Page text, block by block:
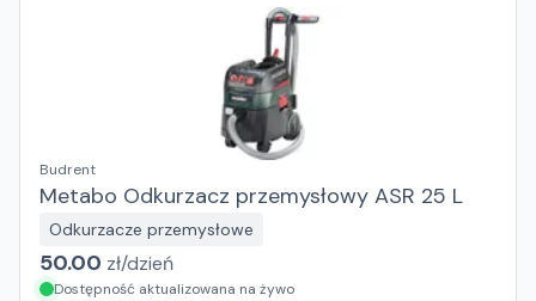
Budrent
Metabo Odkurzacz przemysłowy ASR 25 L
Odkurzacze przemysłowe
50.00 zł/dzień
Dostępność aktualizowana na żywo